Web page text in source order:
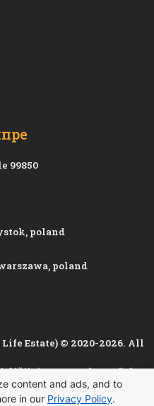
poland
poland
Life Estate) © 2020-2026. All
1280, Kıbrıs Türk
i 1501sicil numarası ile
content and ads, and to
in our Privacy Policy.